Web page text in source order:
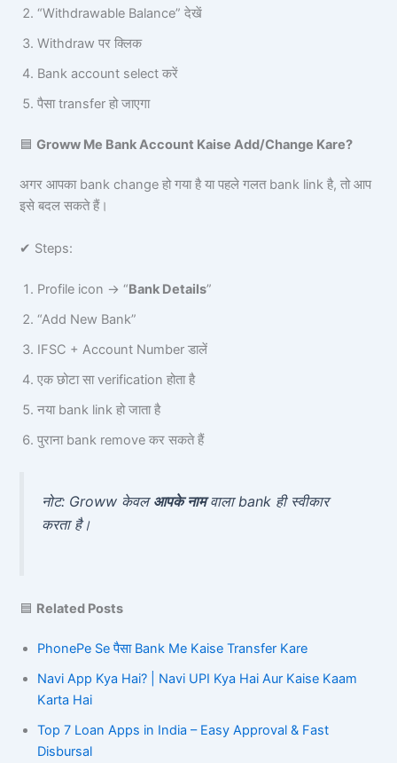
“Withdrawable Balance” देखें
Withdraw पर क्लिक
Bank account select करें
पैसा transfer हो जाएगा
🟦Groww Me Bank Account Kaise Add/Change Kare?
अगर आपका bank change हो गया है या पहले गलत bank link है, तो आप
इसे बदल सकते हैं।
✔ Steps:
Profile icon → “Bank Details”
“Add New Bank”
IFSC + Account Number डालें
एक छोटा सा verification होता है
नया bank link हो जाता है
पुराना bank remove कर सकते हैं
नोट: Groww केवल आपके नामवाला bank ही स्वीकार
करता है।
🟦 Related Posts
PhonePe Se पैसा Bank Me Kaise Transfer Kare
Navi App Kya Hai? | Navi UPI Kya Hai Aur Kaise Kaam
Karta Hai
Top 7 Loan Apps in India – Easy Approval & Fast
Disbursal